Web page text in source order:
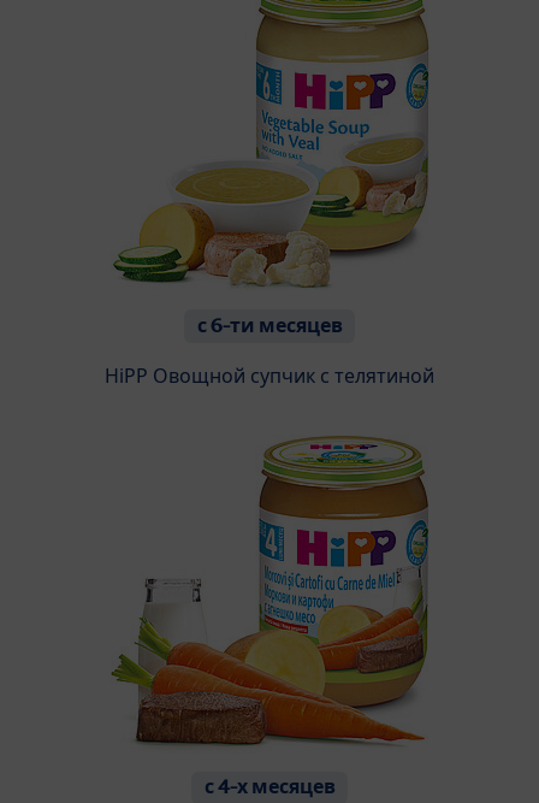
с 6-ти месяцев
HiPP Oвощной супчик с телятиной
с 4-х месяцев